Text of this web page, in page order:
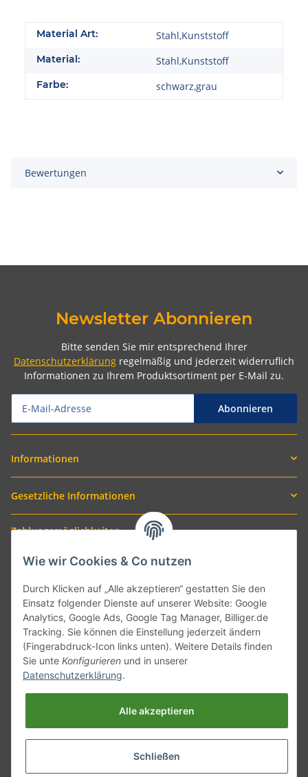
Material Art: Stahl,Kunststoff
Material: Stahl,Kunststoff
Farbe: schwarz,grau
Bewertungen
Newsletter Abonnieren
Bitte senden Sie mir entsprechend Ihrer
Datenschutzerklärung regelmäßig und jederzeit widerruflich
Informationen zu Ihrem Produktsortiment per E-Mail zu.
Abonnieren
Informationen
Gesetzliche Informationen
Zahlungsmöglichkeiten
Versand mit
Wie wir Cookies & Co nutzen
Durch Klicken auf „Alle akzeptieren“ gestatten Sie den
Einsatz folgender Dienste auf unserer Website: Google
Analytics, Google Ads, Google Tag Manager, Billiger.de
Tracking. Sie können die Einstellung jederzeit ändern
(Fingerabdruck-Icon links unten). Weitere Details finden
Sie unte Konfigurieren und in unserer
Datenschutzerklärung.
Alle akzeptieren
Schließen